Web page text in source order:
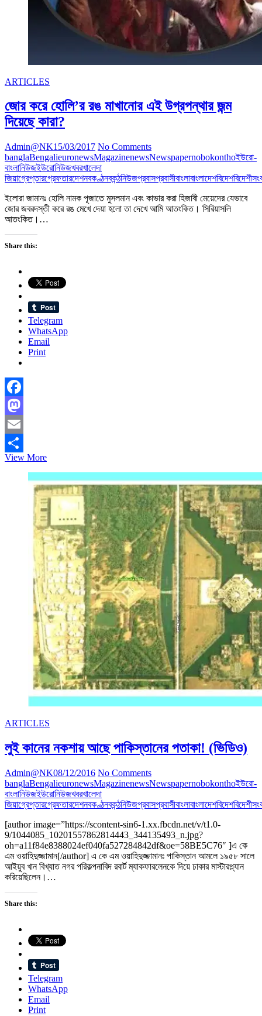
ARTICLES
জোর করে হোলি’র রঙ মাখানোর এই উগ্রপন্থার জন্ম
দিয়েছে কারা?
Admin@NK15/03/2017 No Comments
banglaBengalieuronewsMagazinenewsNewspapernobokonthoইউরো-
বাংলানিউজইউরোনিউজখবরখালেদা
জিয়াগ্রেপ্তারগ্রেফতারদেশনবকণ্ঠনবকন্ঠনিউজপ্রবাসপ্রবাসীবাংলাবাংলাদেশবিদেশবিদেশী
ইলোরা জামানঃ হোলি নামক পূজাতে মুসলমান এবং কাভার করা হিজাবী মেয়েদের যেভাবে
জোর জবরদস্তী করে রঙ মেখে দেয়া হলো তা দেখে আমি আতংকিত। সিরিয়াসলি
আতংকিত।…
Share this:
Telegram
WhatsApp
Email
Print
Facebook
Mastodon
Email
Share
View Moreজোর
হোলি’র
রঙ
মাখানোর
এই
উগ্রপন্থার
জন্ম
দিয়েছে
কারা?
ARTICLES
লুই কানের নকশায় আছে পাকিস্তানের পতাকা! (ভিডিও)
Admin@NK08/12/2016 No Comments
banglaBengalieuronewsMagazinenewsNewspapernobokonthoইউরো-
বাংলানিউজইউরোনিউজখবরখালেদা
জিয়াগ্রেপ্তারগ্রেফতারদেশনবকণ্ঠনবকন্ঠনিউজপ্রবাসপ্রবাসীবাংলাবাংলাদেশবিদেশবিদেশী
[author image=”https://scontent-sin6-1.xx.fbcdn.net/v/t1.0-
9/1044085_10201557862814443_344135493_n.jpg?
oh=a11f84e8388024ef040fa527284842df&oe=58BE5C76″ ]এ কে
এম ওয়াহিদুজ্জামান[/author] এ কে এম ওয়াহিদুজ্জামানঃ পাকিস্তান আমলে ১৯৫৮ সালে
আইয়ুব খান বিখ্যাত নগর পরিকল্পনাবিদ রবার্ট ম্যাকফারলেনকে দিয়ে ঢাকার মাস্টারপ্ল্যান
করিয়েছিলেন।…
Share this:
Telegram
WhatsApp
Email
Print